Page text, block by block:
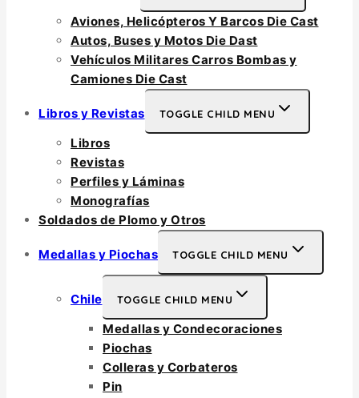
Aviones, Helicópteros Y Barcos Die Cast
Autos, Buses y Motos Die Dast
Vehículos Militares Carros Bombas y
Camiones Die Cast
Libros y Revistas TOGGLE CHILD MENU
Libros
Revistas
Perfiles y Láminas
Monografías
Soldados de Plomo y Otros
Medallas y Piochas TOGGLE CHILD MENU
Chile TOGGLE CHILD MENU
Medallas y Condecoraciones
Piochas
Colleras y Corbateros
Pin